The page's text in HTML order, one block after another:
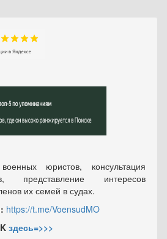
юристов, консультация
представление интересов
их семей в судах.
: https://t.me/VoensudMO
здесь=>>>